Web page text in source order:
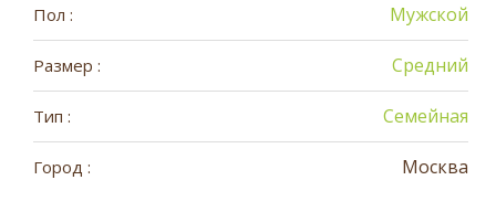
Пол : Мужской
Размер : Средний
Тип : Семейная
Город : Москва